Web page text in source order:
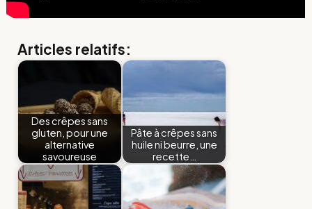
Articles relatifs:
Des crêpes sans
gluten, pour une
alternative
savoureuse
Pâte à crêpes sans
huile ni beurre, une
recette…